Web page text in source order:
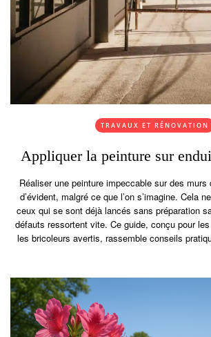
TRAVAUX ET RÉNOVATION
Appliquer la peinture sur
Réaliser une peinture impeccable sur des murs
d’évident, malgré ce que l’on s’imagine. Cela
ceux qui se sont déjà lancés sans préparation
défauts ressortent vite. Ce guide, conçu pour
les bricoleurs avertis, rassemble conseils